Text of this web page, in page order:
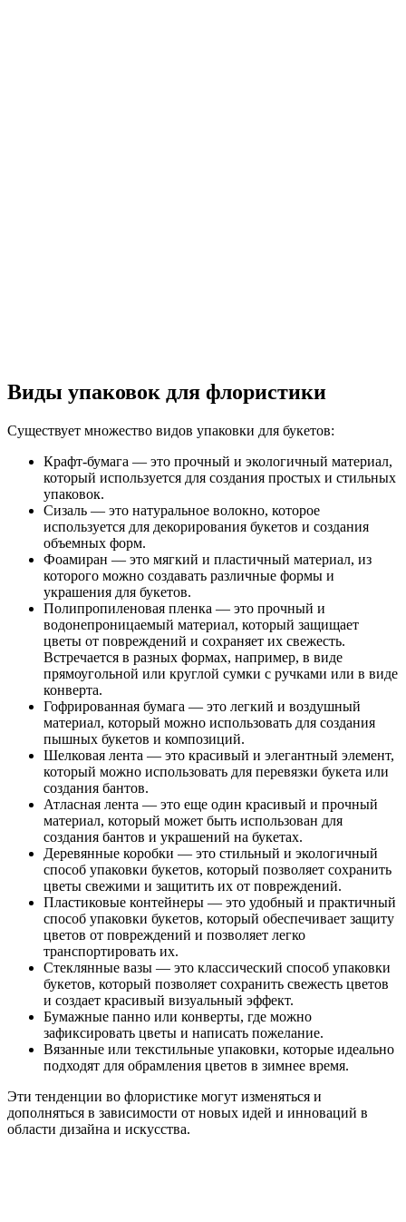
Виды упаковок для флористики
Существует множество видов упаковки для букетов:
Крафт-бумага — это прочный и экологичный материал,
который используется для создания простых и стильных
упаковок.
Сизаль — это натуральное волокно, которое
используется для декорирования букетов и создания
объемных форм.
Фоамиран — это мягкий и пластичный материал, из
которого можно создавать различные формы и
украшения для букетов.
Полипропиленовая пленка — это прочный и
водонепроницаемый материал, который защищает
цветы от повреждений и сохраняет их свежесть.
Встречается в разных формах, например, в виде
прямоугольной или круглой сумки с ручками или в виде
конверта.
Гофрированная бумага — это легкий и воздушный
материал, который можно использовать для создания
пышных букетов и композиций.
Шелковая лента — это красивый и элегантный элемент,
который можно использовать для перевязки букета или
создания бантов.
Атласная лента — это еще один красивый и прочный
материал, который может быть использован для
создания бантов и украшений на букетах.
Деревянные коробки — это стильный и экологичный
способ упаковки букетов, который позволяет сохранить
цветы свежими и защитить их от повреждений.
Пластиковые контейнеры — это удобный и практичный
способ упаковки букетов, который обеспечивает защиту
цветов от повреждений и позволяет легко
транспортировать их.
Стеклянные вазы — это классический способ упаковки
букетов, который позволяет сохранить свежесть цветов
и создает красивый визуальный эффект.
Бумажные панно или конверты, где можно
зафиксировать цветы и написать пожелание.
Вязанные или текстильные упаковки, которые идеально
подходят для обрамления цветов в зимнее время.
Эти тенденции во флористике могут изменяться и
дополняться в зависимости от новых идей и инноваций в
области дизайна и искусства.